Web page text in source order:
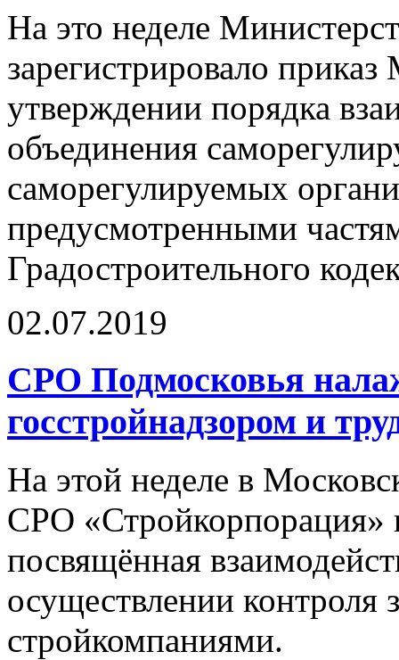
На это неделе
зарегистрировало
утверждении порядка
объединения
саморегулируемых
предусмотренными
Градостроительного
02.07.2019
СРО Подмосковья
госстройнадзором и
На этой неделе в
СРО «Стройкорпорация»
посвящённая
осуществлении контроля
стройкомпаниями.